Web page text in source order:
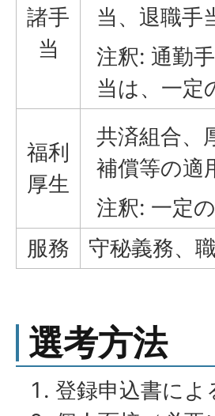
諸手
当
当、退職手
注釈: 通勤
当は、一定
福利
厚生
共済組合、
補償等の適
注釈: 一定
服務
守秘義務、
選考方法
登録申込書によ